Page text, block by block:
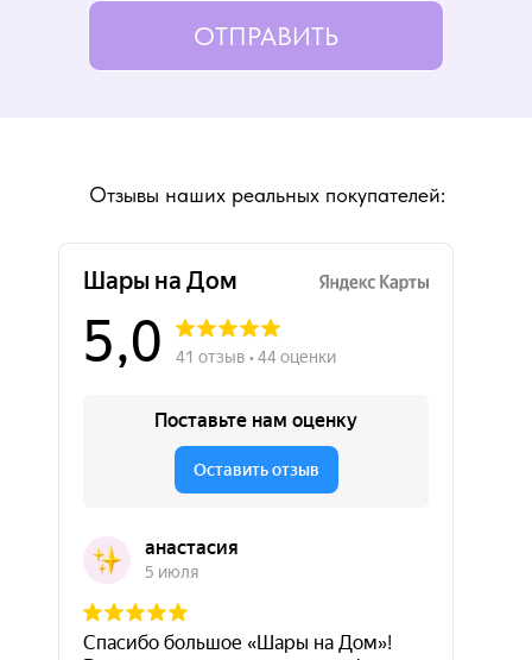
ОТПРАВИТЬ
Отзывы наших реальных покупателей: